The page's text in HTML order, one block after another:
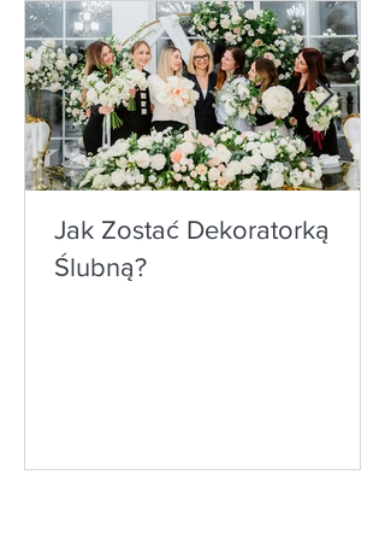
Jak Zostać Dekoratorką
Ślubną?